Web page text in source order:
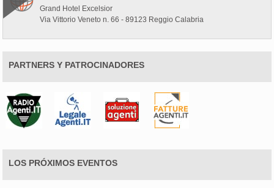
Grand Hotel Excelsior
Via Vittorio Veneto n. 66 - 89123 Reggio Calabria
PARTNERS Y PATROCINADORES
LOS PRÓXIMOS EVENTOS